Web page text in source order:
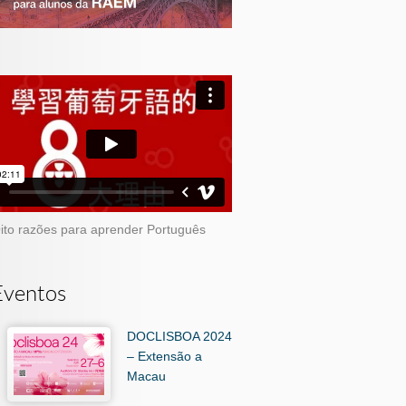
razões para aprender Português
DOCLISBOA 2024
– Extensão a
Macau